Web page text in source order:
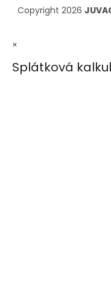
Copyright 2026
×
Splátková